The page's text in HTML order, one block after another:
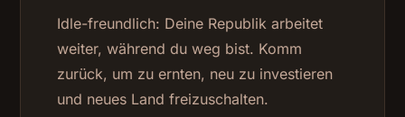
Idle-freundlich: Deine Republik arbeitet
weiter, während du weg bist. Komm
zurück, um zu ernten, neu zu investieren
und neues Land freizuschalten.